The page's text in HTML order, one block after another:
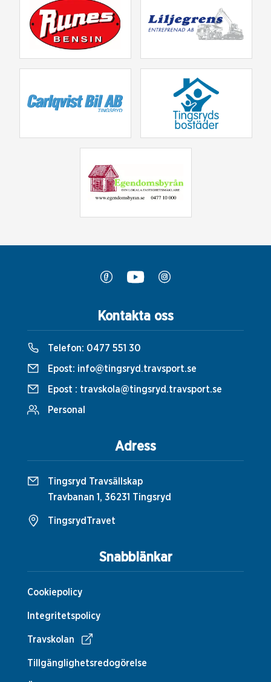
Snabblänkar
Cookiepolicy
Integritetspolicy
Travskolan
Tillgänglighetsredogörelse
Kontakta oss
Telefon: 0477 551 30
Epost: info@tingsryd.travsport.se
Epost : travskola@tingsryd.travsport.se
Personal
Adress
Tingsryd Travsällskap
Travbanan 1, 36231 Tingsryd
TingsrydTravet